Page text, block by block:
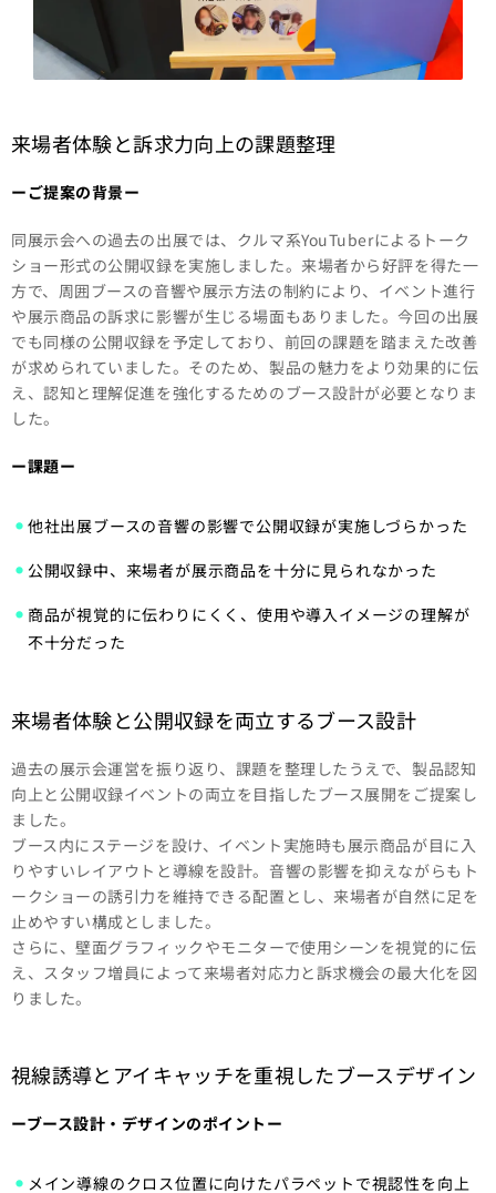
来場者体験と訴求力向上の課題整理
ーご提案の背景ー
同展示会への過去の出展では、クルマ系YouTuberによるトーク
ショー形式の公開収録を実施しました。来場者から好評を得た一
方で、周囲ブースの音響や展示方法の制約により、イベント進行
や展示商品の訴求に影響が生じる場面もありました。今回の出展
でも同様の公開収録を予定しており、前回の課題を踏まえた改善
が求められていました。そのため、製品の魅力をより効果的に伝
え、認知と理解促進を強化するためのブース設計が必要となりま
した。
ー課題ー
他社出展ブースの音響の影響で公開収録が実施しづらかった
公開収録中、来場者が展示商品を十分に見られなかった
商品が視覚的に伝わりにくく、使用や導入イメージの理解が
不十分だった
来場者体験と公開収録を両立するブース設計
過去の展示会運営を振り返り、課題を整理したうえで、製品認知
向上と公開収録イベントの両立を目指したブース展開をご提案し
ました。
ブース内にステージを設け、イベント実施時も展示商品が目に入
りやすいレイアウトと導線を設計。音響の影響を抑えながらもト
ークショーの誘引力を維持できる配置とし、来場者が自然に足を
止めやすい構成としました。
さらに、壁面グラフィックやモニターで使用シーンを視覚的に伝
え、スタッフ増員によって来場者対応力と訴求機会の最大化を図
りました。
視線誘導とアイキャッチを重視したブースデザイン
ーブース設計・デザインのポイントー
メイン導線のクロス位置に向けたパラペットで視認性を向上